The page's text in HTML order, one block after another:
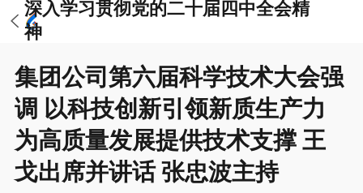
深入学习贯彻党的二十届四中全会精
神
集团公司第六届科学技术大会强
调 以科技创新引领新质生产力
为高质量发展提供技术支撑 王
戈出席并讲话 张忠波主持